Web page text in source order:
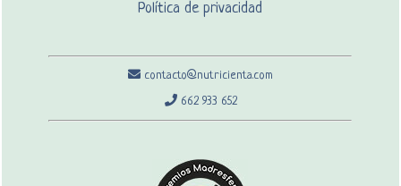
Política de privacidad
contacto@nutricienta.com
662 933 652